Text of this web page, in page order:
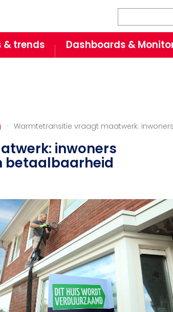
Zoeken
& trends Dashboards &
Warmtetransitie vraagt maatwerk:
inwoners
betaalbaarheid